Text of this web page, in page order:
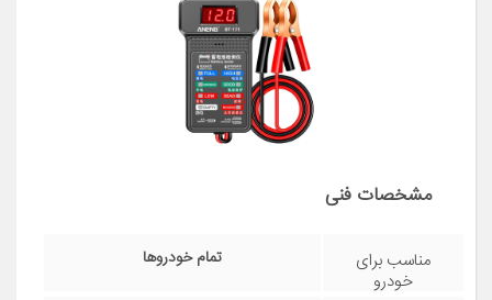
مشخصات فنی
مناسب برای
خودرو
تمام خودروها